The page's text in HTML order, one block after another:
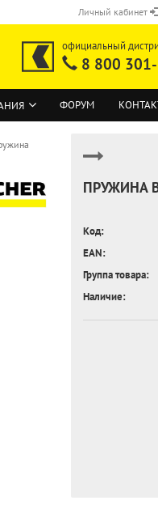
Личный кабинет
официальный
8 800
ФОРУМ
ПРУЖИНА
Код:
EAN:
Группа товара:
Наличие: